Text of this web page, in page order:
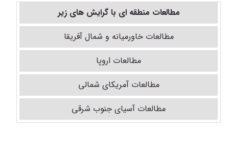
مطالعات منطقه ای با گرایش های زیر
مطالعات خاورمیانه و شمال آفریقا
مطالعات اروپا
مطالعات آمریکای شمالی
مطالعات آسیای جنوب شرقی